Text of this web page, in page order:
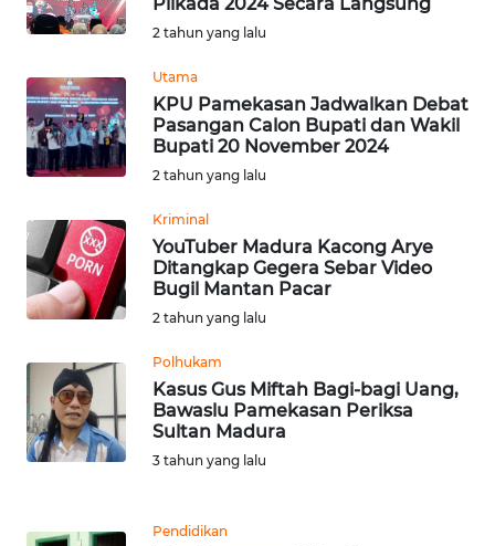
2 tahun yang lalu
Utama
KPU Pamekasan Jadwalkan Debat
Pasangan Calon Bupati dan Wakil
Bupati 20 November 2024
2 tahun yang lalu
Kriminal
YouTuber Madura Kacong Arye
Ditangkap Gegera Sebar Video
Bugil Mantan Pacar
2 tahun yang lalu
Polhukam
Kasus Gus Miftah Bagi-bagi Uang,
Bawaslu Pamekasan Periksa
Sultan Madura
3 tahun yang lalu
Pendidikan
INFO
IKLAN
KAMI
PEDOMAN
MEDIA
REDAKSI
KARIR